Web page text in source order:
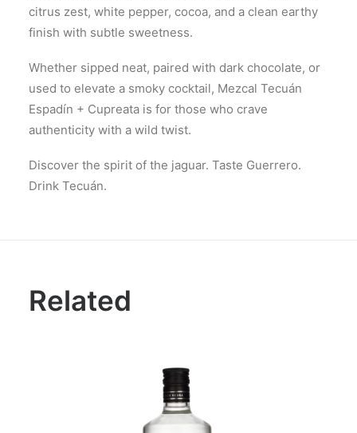
citrus zest, white pepper, cocoa, and a clean earthy
finish with subtle sweetness.
Whether sipped neat, paired with dark chocolate, or
used to elevate a smoky cocktail, Mezcal Tecuán
Espadín + Cupreata is for those who crave
authenticity with a wild twist.
Discover the spirit of the jaguar. Taste Guerrero.
Drink Tecuán.
Related